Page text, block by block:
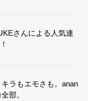
さんによる人気連
ラもエモさも。anan
部。